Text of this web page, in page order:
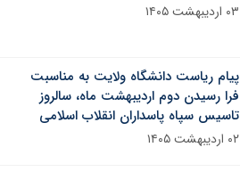
۰۳ اردیبهشت ۱۴۰۵
پیام ریاست دانشگاه ولایت به مناسبت
فرا رسیدن دوم اردیبهشت ماه، سالروز
تاسیس سپاه پاسداران انقلاب اسلامی
۰۲ اردیبهشت ۱۴۰۵